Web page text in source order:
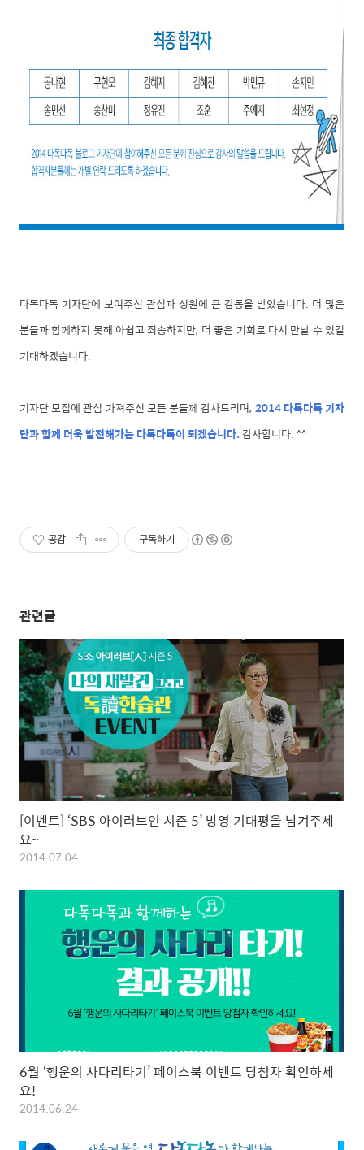
다독다독 기자단에 보여주신 관심과 성원에 큰 감동을 받았습니다. 더 많은
분들과 함께하지 못해 아쉽고 죄송하지만, 더 좋은 기회로 다시 만날 수 있길
기대하겠습니다.
기자단 모집에 관심 가져주신 모든 분들께 감사드리며, 2014 다독다독 기자
단과 함께 더욱 발전해가는 다독다독이 되겠습니다.감사합니다. ^^
공감 구독하기
관련글
[이벤트] ‘SBS 아이러브인 시즌 5’ 방영 기대평을 남겨주세
요~
2014.07.04
6월 ‘행운의 사다리타기’ 페이스북 이벤트 당첨자 확인하세
요!
2014.06.24